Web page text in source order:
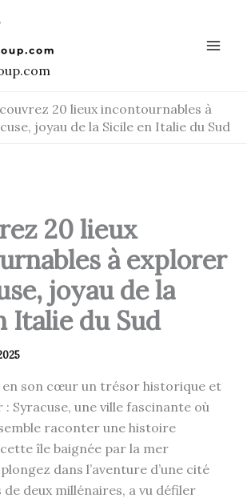
20 lieux incontournables à
joyau de la Sicile en Italie du Sud
20 lieux
à explorer
joyau de la
Italie du Sud
en son cœur un trésor historique et
Syracuse, une ville fascinante où
raconter une histoire
île baignée par la mer
dans l’aventure d’une cité
de deux millénaires, a vu défiler